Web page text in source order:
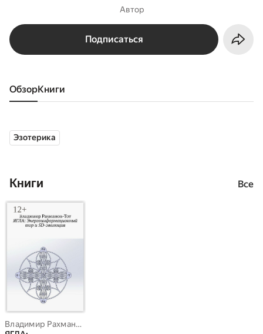
Автор
Подписаться
Обзор книги
Эзотерика
Книги Все
Владимир Рахманов-Тот